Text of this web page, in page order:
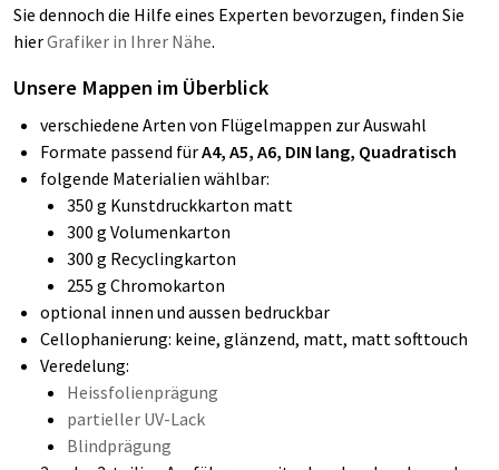
Sie dennoch die Hilfe eines Experten bevorzugen, finden Sie
hierGrafiker in Ihrer Nähe.
Unsere Mappen im Überblick
verschiedene Arten von Flügelmappen zur Auswahl
Formate passend fürA4, A5, A6, DIN lang, Quadratisch
folgende Materialien wählbar:
350 g Kunstdruckkarton matt
300 g Volumenkarton
300 g Recyclingkarton
255 g Chromokarton
optional innen und aussen bedruckbar
Cellophanierung: keine, glänzend, matt, matt softtouch
Veredelung:
Heissfolienprägung
partieller UV-Lack
Blindprägung